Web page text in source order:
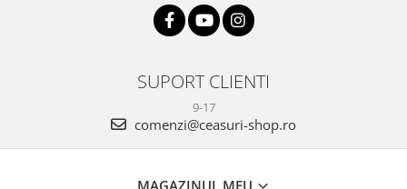
SUPORT CLIENTI
9-17
comenzi@ceasuri-shop.ro
MAGAZINUL MEU